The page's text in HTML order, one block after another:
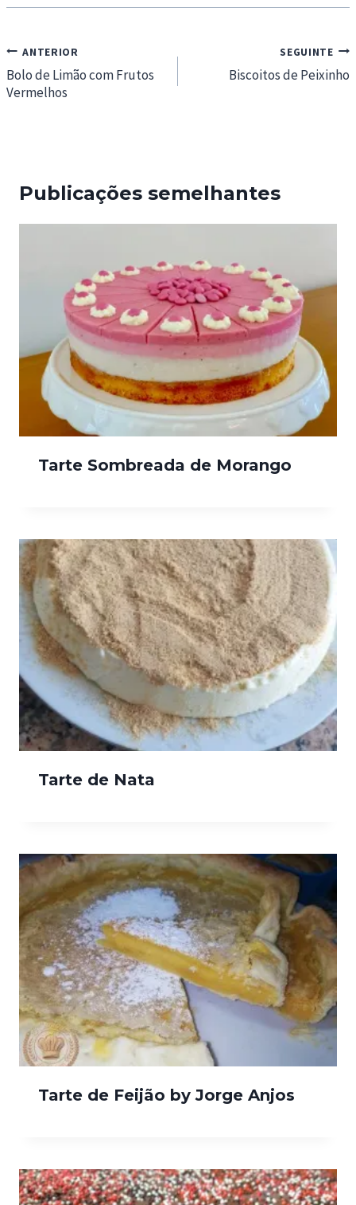
Navegação
de
artigos
ANTERIOR
Bolo de Limão com Frutos
Vermelhos
SEGUINTE
Biscoitos de Peixinho
Publicações semelhantes
Tarte Sombreada de Morango
Tarte de Nata
Tarte de Feijão by Jorge Anjos